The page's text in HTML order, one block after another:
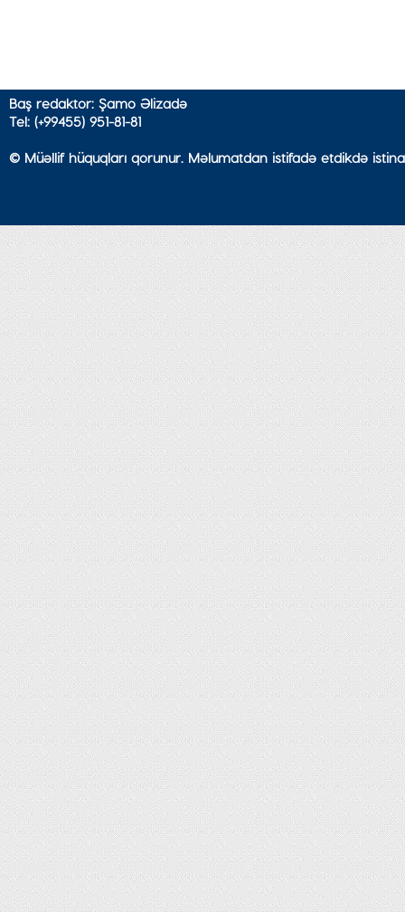
Baş redaktor: Şamo Əlizadə
Tel: (+99455) 951-81-81
© Müəllif hüquqları qorunur. Məlumatdan istifadə etdikdə